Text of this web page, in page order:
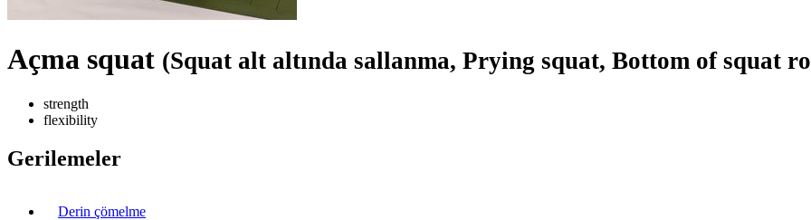
Açma squat (Squat alt altında sallanma, Prying squat, Bottom of squat
strength
flexibility
Gerilemeler
Derin çömelme